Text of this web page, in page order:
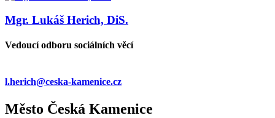
Mgr. Lukáš Herich, DiS.
Vedoucí odboru sociálních věcí
l.herich@ceska-kamenice.cz
Město Česká Kamenice